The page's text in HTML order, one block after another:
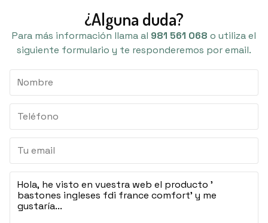
¿Alguna duda?
Para más información llama al 981 561 068 o utiliza el
siguiente formulario y te responderemos por email.